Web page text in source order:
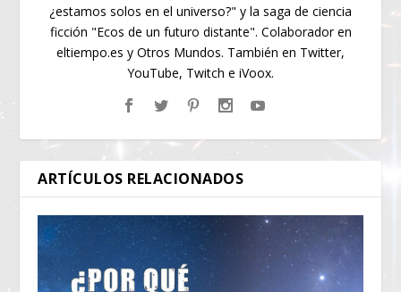
¿estamos solos en el universo?" y la saga de ciencia
ficción "Ecos de un futuro distante". Colaborador en
eltiempo.es y Otros Mundos. También en Twitter,
YouTube, Twitch e iVoox.
ARTÍCULOS RELACIONADOS